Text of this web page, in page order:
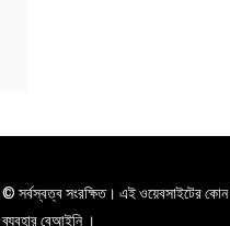
© সর্বস্বত্ব সংরক্ষিত। এই ওয়েবসাইটের কোন
ব্যবহার বেআইনি ।